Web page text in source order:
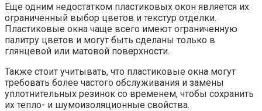
Еще одним недостатком пластиковых окон является их
ограниченный выбор цветов и текстур отделки.​
Пластиковые окна чаще всего имеют ограниченную
палитру цветов и могут быть сделаны только в
глянцевой или матовой поверхности.​
Также стоит учитывать, что пластиковые окна могут
требовать более частого обслуживания и замены
уплотнительных резинок со временем, чтобы сохранить
их тепло- и шумоизоляционные свойства.​